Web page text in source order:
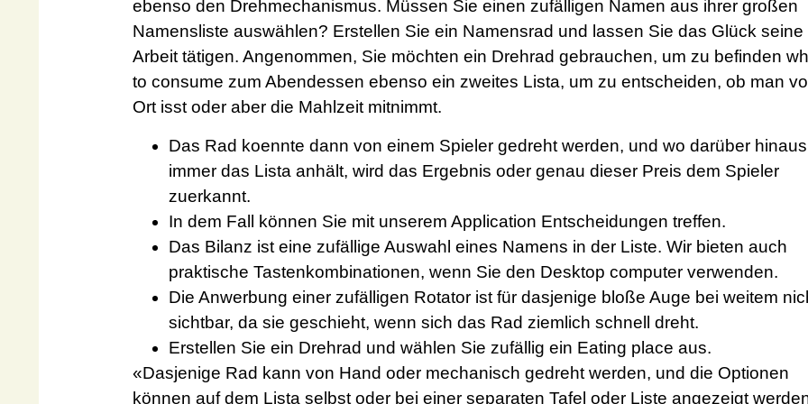
ebenso den Drehmechanismus. Müssen Sie einen zufälligen Namen aus ihrer großen
Namensliste auswählen? Erstellen Sie ein Namensrad und lassen Sie das Glück seine
Arbeit tätigen. Angenommen, Sie möchten ein Drehrad gebrauchen, um zu befinden
to consume zum Abendessen ebenso ein zweites Lista, um zu entscheiden, ob man
Ort isst oder aber die Mahlzeit mitnimmt.
Das Rad koennte dann von einem Spieler gedreht werden, und wo darüber hinaus
immer das Lista anhält, wird das Ergebnis oder genau dieser Preis dem Spieler
zuerkannt.
In dem Fall können Sie mit unserem Application Entscheidungen treffen.
Das Bilanz ist eine zufällige Auswahl eines Namens in der Liste. Wir bieten auch
praktische Tastenkombinationen, wenn Sie den Desktop computer verwenden.
Die Anwerbung einer zufälligen Rotator ist für dasjenige bloße Auge bei weitem
sichtbar, da sie geschieht, wenn sich das Rad ziemlich schnell dreht.
Erstellen Sie ein Drehrad und wählen Sie zufällig ein Eating place aus.
«Dasjenige Rad kann von Hand oder mechanisch gedreht werden, und die Optionen
können auf dem Lista selbst oder bei einer separaten Tafel oder Liste angezeigt